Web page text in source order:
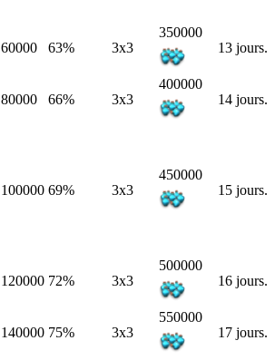
60000 63% 3x3
350000
13 jours.
80000 66% 3x3
400000
14 jours.
100000 69% 3x3
450000
15 jours.
120000 72% 3x3
500000
16 jours.
140000 75% 3x3
550000
17 jours.